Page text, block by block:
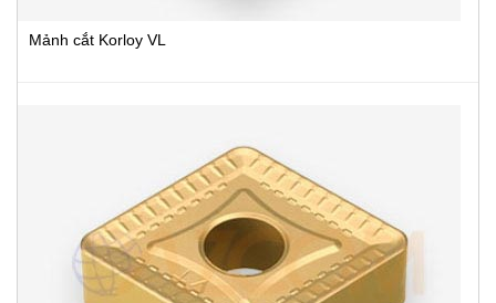
Mảnh cắt Korloy VL